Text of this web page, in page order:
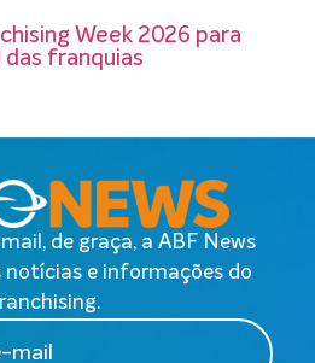
Week 2026 para
franquias
de graça, a ABF News
notícias e informações do